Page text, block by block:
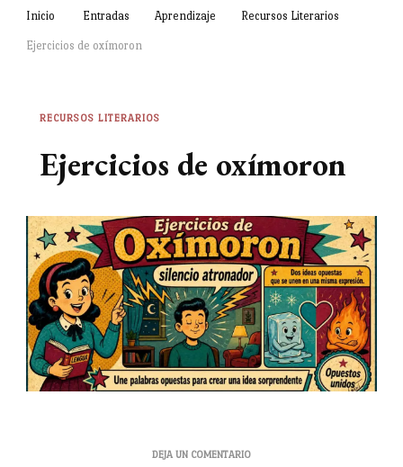
Inicio Entradas Aprendizaje Recursos Literarios
Ejercicios de oxímoron
RECURSOS LITERARIOS
Ejercicios de oxímoron
DEJA UN COMENTARIOEN